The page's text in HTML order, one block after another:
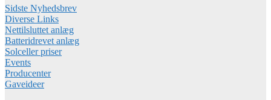
Sidste Nyhedsbrev
Diverse Links
Nettilsluttet anlæg
Batteridrevet anlæg
Solceller priser
Events
Producenter
Gaveideer